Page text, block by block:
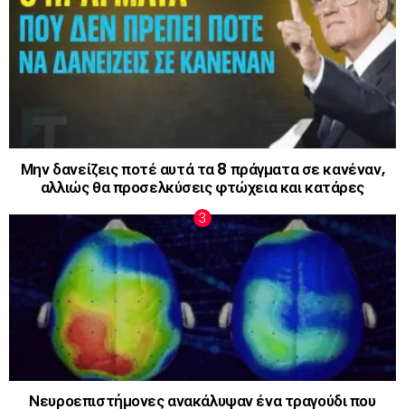
Μην δανείζεις ποτέ αυτά τα 8 πράγματα σε κανέναν,
αλλιώς θα προσελκύσεις φτώχεια και κατάρες
Νευροεπιστήμονες ανακάλυψαν ένα τραγούδι που